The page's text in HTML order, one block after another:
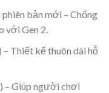
bản mới – Chống
với Gen 2.
Thiết kế thuôn dài hỗ
– Giúp người chơi